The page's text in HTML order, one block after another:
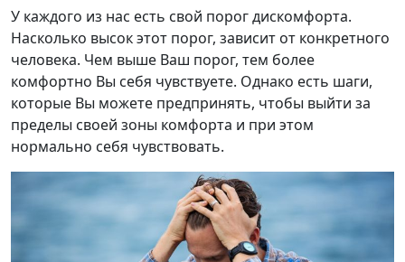
У каждого из нас есть свой порог дискомфорта.
Насколько высок этот порог, зависит от конкретного
человека. Чем выше Ваш порог, тем более
комфортно Вы себя чувствуете. Однако есть шаги,
которые Вы можете предпринять, чтобы выйти за
пределы своей зоны комфорта и при этом
нормально себя чувствовать.